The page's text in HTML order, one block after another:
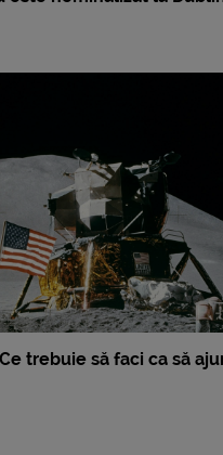
trebuie să faci ca să